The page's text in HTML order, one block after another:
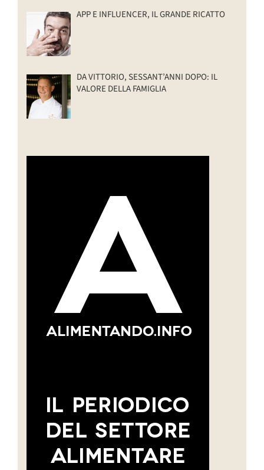
APP E INFLUENCER, IL GRANDE RICATTO
DA VITTORIO, SESSANT’ANNI DOPO: IL
VALORE DELLA FAMIGLIA